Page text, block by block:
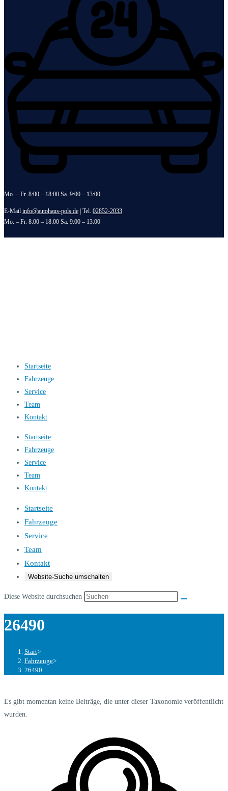
Mo. – Fr. 8:00 – 18:00 Sa. 9:00 – 13:00
E-Mail info@autohaus-pols.de | Tel. 02852-2033
Mo. – Fr. 8:00 – 18:00 Sa. 9:00 – 13:00
Startseite
Fahrzeuge
Service
Team
Kontakt
Startseite
Fahrzeuge
Service
Team
Kontakt
Startseite
Fahrzeuge
Service
Team
Kontakt
Website-Suche umschalten
Diese Website durchsuchen
26490
Start>
Fahrzeuge>
26490
Es gibt momentan keine Beiträge, die unter dieser Taxonomie veröffentlicht
wurden.